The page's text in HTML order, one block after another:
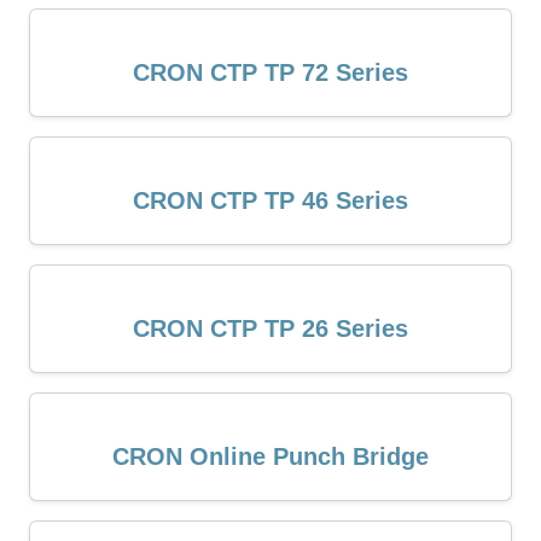
CRON CTP TP 72 Series
CRON CTP TP 46 Series
CRON CTP TP 26 Series
CRON Online Punch Bridge